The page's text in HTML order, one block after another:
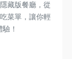
藏版餐廳，從
菜單，讓你輕
！